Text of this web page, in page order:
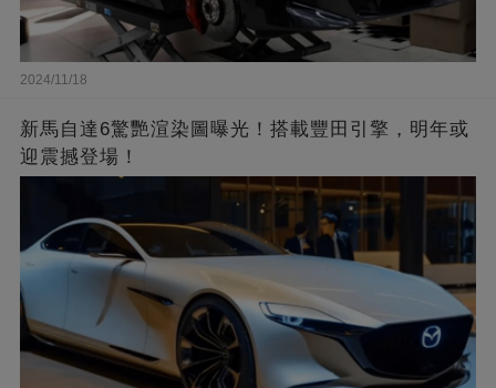
2024/11/18
新馬自達6驚艷渲染圖曝光！搭載豐田引擎，明年或
迎震撼登場！